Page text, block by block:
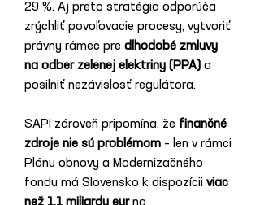
29 %. Aj preto stratégia odporúča
zrýchliť povoľovacie procesy, vytvoriť
právny rámec pre dlhodobé zmluvy
na odber zelenej elektriny (PPA) a
posilniť nezávislosť regulátora.
SAPI zároveň pripomína, že finančné
zdroje nie sú problémom – len v rámci
Plánu obnovy a Modernizačného
fondu má Slovensko k dispozícii viac